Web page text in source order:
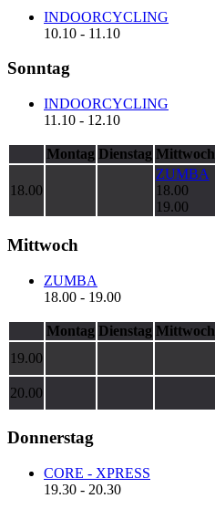
INDOORCYCLING
10.10 - 11.10
Sonntag
INDOORCYCLING
11.10 - 12.10
Montag Dienstag Mittwoch
18.00
ZUMBA
18.00
19.00
Mittwoch
ZUMBA
18.00 - 19.00
Montag Dienstag Mittwoch
19.00
20.00
Donnerstag
CORE - XPRESS
19.30 - 20.30